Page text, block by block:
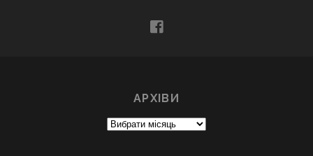
facebook
АРХІВИ
Архіви